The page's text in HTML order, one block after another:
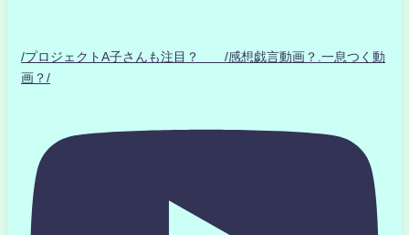
/プロジェクトA子さんも注目？ /感想戯言動画？.一息つく動
画？/